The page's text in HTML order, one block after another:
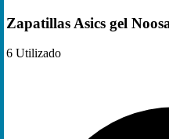
Zapatillas Asics gel
6 Utilizado